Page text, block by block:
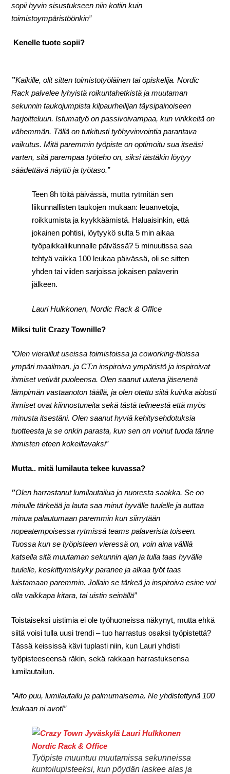
sopii hyvin sisustukseen niin kotiin kuin
toimistoympäristöönkin”
Kenelle tuote sopii?
”Kaikille, olit sitten toimistotyöläinen tai opiskelija. Nordic
Rack palvelee lyhyistä roikuntahetkistä ja muutaman
sekunnin taukojumpista kilpaurheilijan täysipainoiseen
harjoitteluun. Istumatyö on passivoivampaa, kun virikkeitä on
vähemmän. Tällä on tutkitusti työhyvinvointia parantava
vaikutus. Mitä paremmin työpiste on optimoitu sua itseäsi
varten, sitä parempaa työteho on, siksi tästäkin löytyy
säädettävä näyttö ja työtaso.”
Teen 8h töitä päivässä, mutta rytmitän sen
liikunnallisten taukojen mukaan: leuanvetoja,
roikkumista ja kyykkäämistä. Haluaisinkin, että
jokainen pohtisi, löytyykö sulta 5 min aikaa
työpaikkaliikunnalle päivässä? 5 minuutissa saa
tehtyä vaikka 100 leukaa päivässä, oli se sitten
yhden tai viiden sarjoissa jokaisen palaverin
jälkeen.
Lauri Hulkkonen, Nordic Rack & Office
Miksi tulit Crazy Townille?
”Olen vieraillut useissa toimistoissa ja coworking-tiloissa
ympäri maailman, ja CT:n inspiroiva ympäristö ja inspiroivat
ihmiset vetivät puoleensa. Olen saanut uutena jäsenenä
lämpimän vastaanoton täällä, ja olen otettu siitä kuinka aidosti
ihmiset ovat kiinnostuneita sekä tästä telineestä että myös
minusta itsestäni. Olen saanut hyviä kehitysehdotuksia
tuotteesta ja se onkin parasta, kun sen on voinut tuoda tänne
ihmisten eteen kokeiltavaksi”
Mutta.. mitä lumilauta tekee kuvassa?
”Olen harrastanut lumilautailua jo nuoresta saakka. Se on
minulle tärkeää ja lauta saa minut hyvälle tuulelle ja auttaa
minua palautumaan paremmin kun siirrytään
nopeatempoisessa rytmissä teams palaverista toiseen.
Tuossa kun se työpisteen vieressä on, voin aina välillä
katsella sitä muutaman sekunnin ajan ja tulla taas hyvälle
tuulelle, keskittymiskyky paranee ja alkaa työt taas
luistamaan paremmin. Jollain se tärkeä ja inspiroiva esine voi
olla vaikkapa kitara, tai uistin seinällä”
Toistaiseksi uistimia ei ole työhuoneissa näkynyt, mutta ehkä
siitä voisi tulla uusi trendi – tuo harrastus osaksi työpistettä?
Tässä keississä kävi tuplasti niin, kun Lauri yhdisti
työpisteeseensä räkin, sekä rakkaan harrastuksensa
lumilautailun.
”Aito puu, lumilautailu ja palmumaisema. Ne yhdistettynä 100
leukaan ni avot!”
Työpiste muuntuu muutamissa sekunneissa
kuntoilupisteeksi, kun pöydän laskee alas ja